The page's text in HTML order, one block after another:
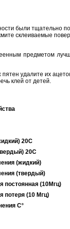
были тщательно
склеиваемые
предметом
удалите их
клей от детей.
20С
20С
(жидкий)
(твердый)
постоянная (10Мгц)
потеря (10 Мгц)
С°